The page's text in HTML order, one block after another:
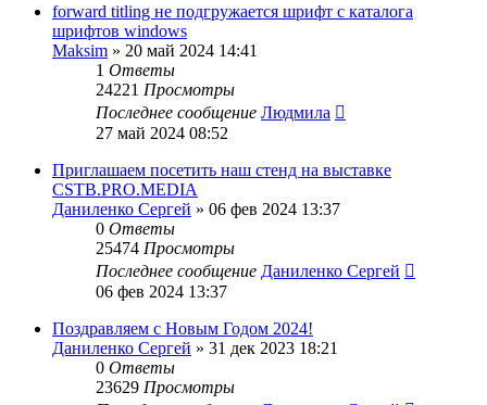
forward titling не подгружается шрифт с каталога
шрифтов windows
Maksim » 20 май 2024 14:41
1 Ответы
24221 Просмотры
Последнее сообщение Людмила
27 май 2024 08:52
Приглашаем посетить наш стенд на выставке
CSTB.PRO.MEDIA
Даниленко Сергей » 06 фев 2024 13:37
0 Ответы
25474 Просмотры
Последнее сообщение Даниленко Сергей
06 фев 2024 13:37
Поздравляем с Новым Годом 2024!
Даниленко Сергей » 31 дек 2023 18:21
0 Ответы
23629 Просмотры